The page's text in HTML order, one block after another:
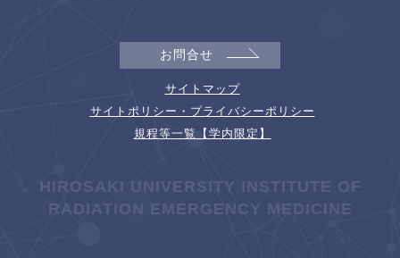
お問合せ
サイトマップ
サイトポリシー・プライバシーポリシー
規程等一覧【学内限定】
HIROSAKI UNIVERSITY INSTITUTE OF
RADIATION EMERGENCY MEDICINE